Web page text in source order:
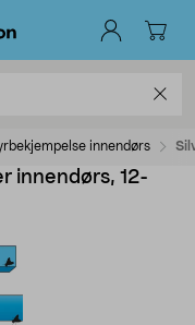
innendørs
innendørs, 12-